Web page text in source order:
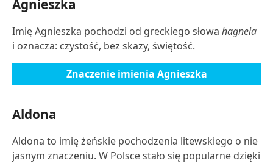
Agnieszka
Imię Agnieszka pochodzi od greckiego słowa hagneia
i oznacza: czystość, bez skazy, świętość.
Znaczenie imienia Agnieszka
Aldona
Aldona to imię żeńskie pochodzenia litewskiego o nie
jasnym znaczeniu. W Polsce stało się popularne dzięki